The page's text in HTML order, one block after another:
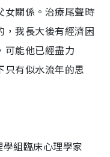
女關係。治療尾聲時
，我長大後有經濟困
可能他已經盡力
只有似水流年的思
組臨床心理學家